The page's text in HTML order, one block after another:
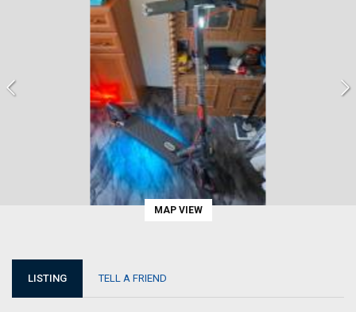
MAP VIEW
LISTING TELL A FRIEND